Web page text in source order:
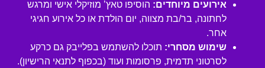
אירועים מיוחדים: הוסיפו טאץ’ מוזיקלי אישי ומרגש
לחתונה, בר/בת מצווה, יום הולדת או כל אירוע חגיגי
אחר.
שימוש מסחרי: תוכלו להשתמש בפלייבק גם כרקע
לסרטוני תדמית, פרסומות ועוד (בכפוף לתנאי הרישיון).